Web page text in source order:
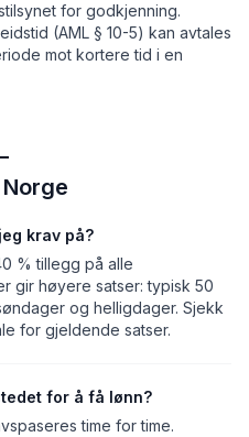
for godkjenning.
(AML § 10-5) kan avtales
mot kortere tid i en
krav på?
% tillegg på alle
gir høyere satser: typisk 50
og helligdager. Sjekk
for gjeldende satser.
for å få lønn?
time for time.